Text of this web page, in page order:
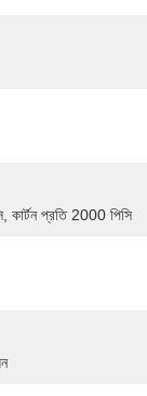
কার্টন প্রতি 2000 পিসি